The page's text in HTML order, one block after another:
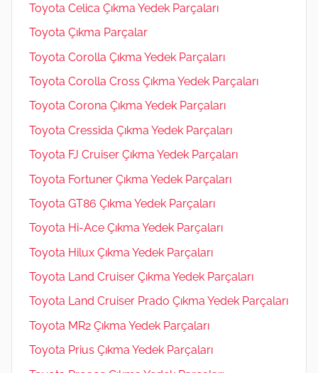
Toyota Celica Çıkma Yedek Parçaları
Toyota Çıkma Parçalar
Toyota Corolla Çıkma Yedek Parçaları
Toyota Corolla Cross Çıkma Yedek Parçaları
Toyota Corona Çıkma Yedek Parçaları
Toyota Cressida Çıkma Yedek Parçaları
Toyota FJ Cruiser Çıkma Yedek Parçaları
Toyota Fortuner Çıkma Yedek Parçaları
Toyota GT86 Çıkma Yedek Parçaları
Toyota Hi-Ace Çıkma Yedek Parçaları
Toyota Hilux Çıkma Yedek Parçaları
Toyota Land Cruiser Çıkma Yedek Parçaları
Toyota Land Cruiser Prado Çıkma Yedek Parçaları
Toyota MR2 Çıkma Yedek Parçaları
Toyota Prius Çıkma Yedek Parçaları